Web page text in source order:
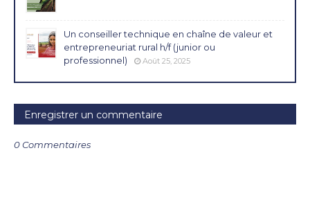
Un conseiller technique en chaîne de valeur et
entrepreneuriat rural h/f (junior ou
professionnel)
Août 25, 2025
Enregistrer un commentaire
0 Commentaires